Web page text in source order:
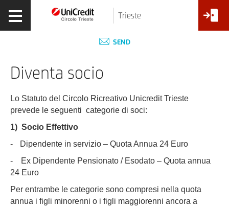
Trieste
SEND
Diventa socio
Lo Statuto del Circolo Ricreativo Unicredit Trieste
prevede le seguenti categorie di soci:
1) Socio Effettivo
-
Dipendente in servizio – Quota Annua 24 Euro
- Ex Dipendente Pensionato / Esodato – Quota annua
24 Euro
Per entrambe le categorie sono compresi nella quota
annua i figli minorenni o i figli maggiorenni ancora a